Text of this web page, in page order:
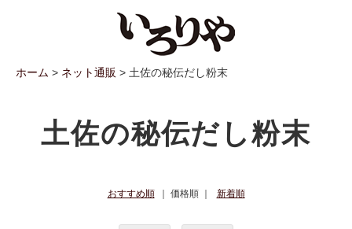
ホーム > ネット通販 > 土佐の秘伝だし粉末
土佐の秘伝だし粉末
おすすめ順 ｜ 価格順 ｜ 新着順